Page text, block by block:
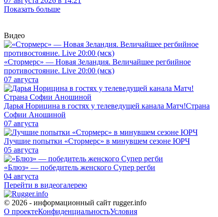
Показать больше
Видео
«Стормерс» — Новая Зеландия. Величайшее регбийное
противостояние. Live 20:00 (мск)
07 августа
Дарья Норицина в гостях у телеведущей канала Матч!Страна
Софии Аношиной
07 августа
Лучшие попытки «Стормерс» в минувшем сезоне ЮРЧ
05 августа
«Блюз» — победитель женского Супер регби
04 августа
Перейти в видеогалерею
© 2026 - информационный сайт rugger.info
О проектеКонфиденциальностьУсловия